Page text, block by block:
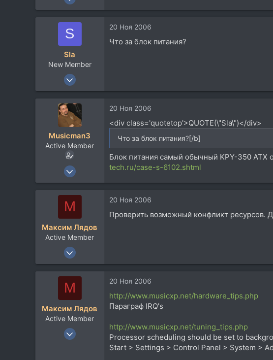
S
Sla
New Member
20 Мар 2004
20 Ноя 2006
Что за блок питания?
Musicman3
Active Member
9 Апр 2006
Санкт-Петербург
20 Ноя 2006
<div class='quotetop'>QUOTE(\"Sla\")</div>
Что за блок питания?[/b]
Блок питания самый обычный KPY-350 ATX
tech.ru/case-s-6102.shtml
М
Максим Лядов
Active Member
27 Окт 2006
20 Ноя 2006
Проверить возможный конфликт ресурсов.
М
Максим Лядов
Active Member
27 Окт 2006
20 Ноя 2006
http://www.musicxp.net/hardware_tips.php
Параграф IRQ's
http://www.musicxp.net/tuning_tips.php
Processor scheduling should be set to
Start > Settings > Control Panel > System >